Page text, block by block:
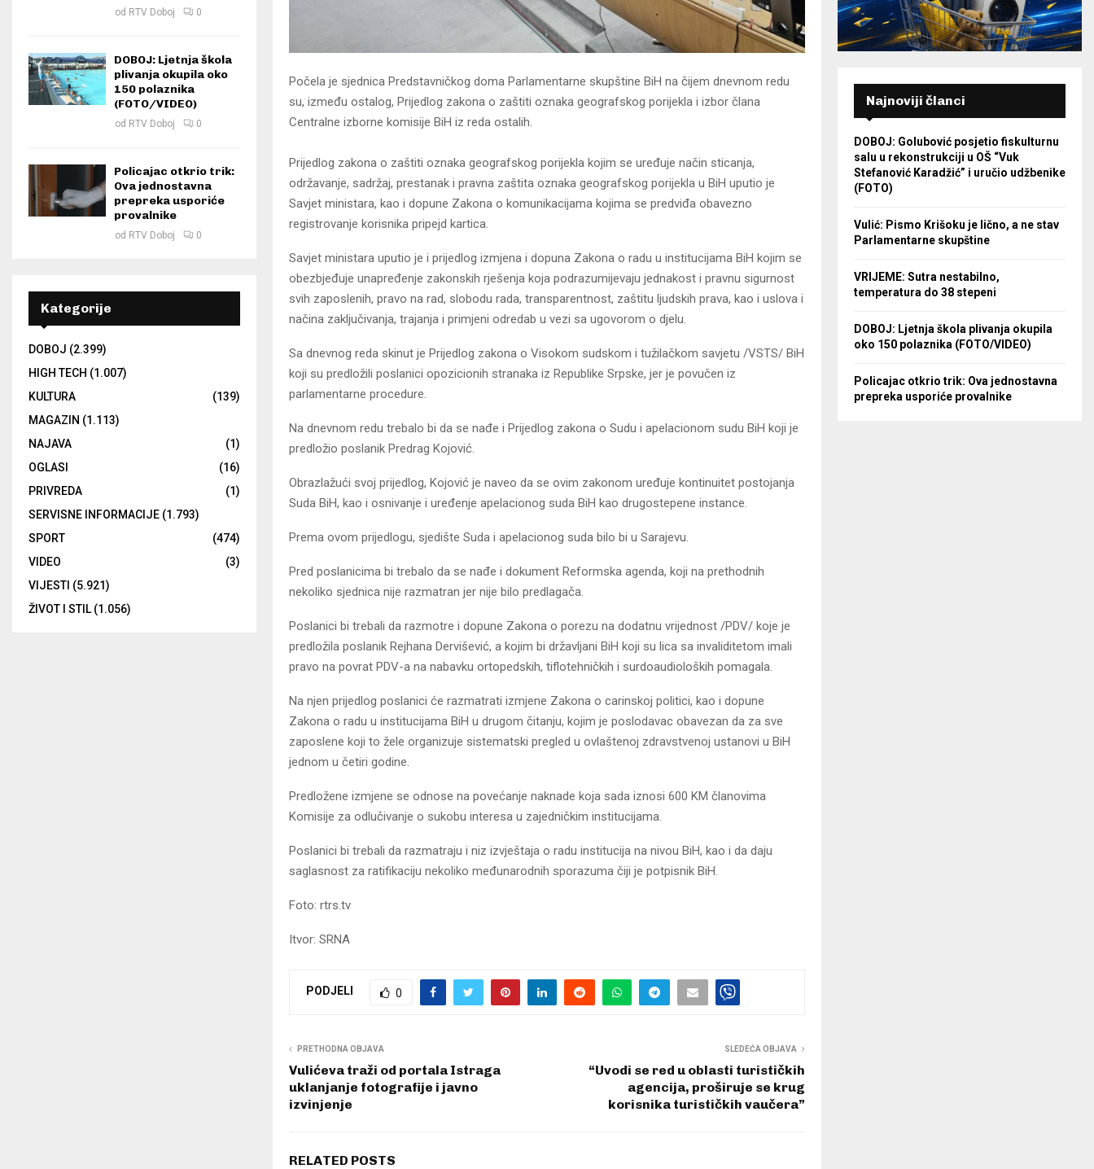
Počela je sjednica Predstavničkog doma Parlamentarne skupštine BiH na čijem dnevnom redu
su, između ostalog, Prijedlog zakona o zaštiti oznaka geografskog porijekla i izbor člana
Centralne izborne komisije BiH iz reda ostalih.
Prijedlog zakona o zaštiti oznaka geografskog porijekla kojim se uređuje način sticanja,
održavanje, sadržaj, prestanak i pravna zaštita oznaka geografskog porijekla u BiH uputio je
Savjet ministara, kao i dopune Zakona o komunikacijama kojima se predviđa obavezno
registrovanje korisnika pripejd kartica.
Savjet ministara uputio je i prijedlog izmjena i dopuna Zakona o radu u institucijama BiH kojim se
obezbjeđuje unapređenje zakonskih rješenja koja podrazumijevaju jednakost i pravnu sigurnost
svih zaposlenih, pravo na rad, slobodu rada, transparentnost, zaštitu ljudskih prava, kao i uslova i
načina zaključivanja, trajanja i primjeni odredab u vezi sa ugovorom o djelu.
Sa dnevnog reda skinut je Prijedlog zakona o Visokom sudskom i tužilačkom savjetu /VSTS/ BiH
koji su predložili poslanici opozicionih stranaka iz Republike Srpske, jer je povučen iz
parlamentarne procedure.
Na dnevnom redu trebalo bi da se nađe i Prijedlog zakona o Sudu i apelacionom sudu BiH koji je
predložio poslanik Predrag Kojović.
Obrazlažući svoj prijedlog, Kojović je naveo da se ovim zakonom uređuje kontinuitet postojanja
Suda BiH, kao i osnivanje i uređenje apelacionog suda BiH kao drugostepene instance.
Prema ovom prijedlogu, sjedište Suda i apelacionog suda bilo bi u Sarajevu.
Pred poslanicima bi trebalo da se nađe i dokument Reformska agenda, koji na prethodnih
nekoliko sjednica nije razmatran jer nije bilo predlagača.
Poslanici bi trebali da razmotre i dopune Zakona o porezu na dodatnu vrijednost /PDV/ koje je
predložila poslanik Rejhana Dervišević, a kojim bi državljani BiH koji su lica sa invaliditetom imali
pravo na povrat PDV-a na nabavku ortopedskih, tiflotehničkih i surdoaudioloških pomagala.
Na njen prijedlog poslanici će razmatrati izmjene Zakona o carinskoj politici, kao i dopune
Zakona o radu u institucijama BiH u drugom čitanju, kojim je poslodavac obavezan da za sve
zaposlene koji to žele organizuje sistematski pregled u ovlaštenoj zdravstvenoj ustanovi u BiH
jednom u četiri godine.
Predložene izmjene se odnose na povećanje naknade koja sada iznosi 600 KM članovima
Komisije za odlučivanje o sukobu interesa u zajedničkim institucijama.
Poslanici bi trebali da razmatraju i niz izvještaja o radu institucija na nivou BiH, kao i da daju
saglasnost za ratifikaciju nekoliko međunarodnih sporazuma čiji je potpisnik BiH.
Foto: rtrs.tv
Itvor: SRNA
PODJELI 0
PRETHODNA OBJAVA
Vulićeva traži od portala Istraga
uklanjanje fotografije i javno
izvinjenje
SLEDEĆA OBJAVA
“Uvodi se red u oblasti turističkih
agencija, proširuje se krug
korisnika turističkih vaučera”
RELATED POSTS
od RTV Doboj 0
DOBOJ: Ljetnja škola
plivanja okupila oko
150 polaznika
(FOTO/VIDEO)
od RTV Doboj 0
Policajac otkrio trik:
Ova jednostavna
prepreka usporiće
provalnike
od RTV Doboj 0
Kategorije
DOBOJ (2.399)
HIGH TECH (1.007)
KULTURA
(139)
MAGAZIN (1.113)
NAJAVA
(1)
OGLASI
(16)
PRIVREDA
(1)
SERVISNE INFORMACIJE (1.793)
SPORT
(474)
VIDEO
(3)
VIJESTI (5.921)
ŽIVOT I STIL(1.056)
Najnoviji članci
DOBOJ: Golubović posjetio fiskulturnu
salu u rekonstrukciji u OŠ “Vuk
Stefanović Karadžić” i uručio udžbenike
(FOTO)
Vulić: Pismo Krišoku je lično, a ne stav
Parlamentarne skupštine
VRIJEME: Sutra nestabilno,
temperatura do 38 stepeni
DOBOJ: Ljetnja škola plivanja okupila
oko 150 polaznika (FOTO/VIDEO)
Policajac otkrio trik: Ova jednostavna
prepreka usporiće provalnike